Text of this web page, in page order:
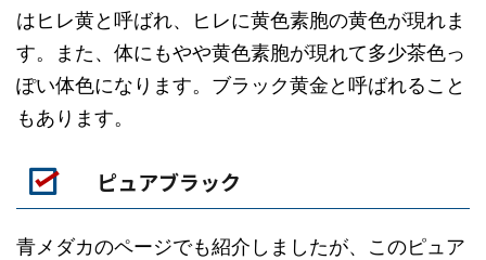
はヒレ黄と呼ばれ、ヒレに黄色素胞の黄色が現れま
す。また、体にもやや黄色素胞が現れて多少茶色っ
ぽい体色になります。ブラック黄金と呼ばれること
もあります。
ピュアブラック
青メダカのページでも紹介しましたが、このピュア